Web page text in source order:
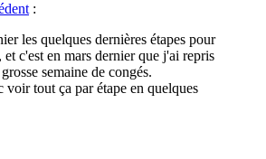
:
les quelques dernières étapes pour
et c'est en mars dernier que j'ai repris
semaine de congés.
voir tout ça par étape en quelques